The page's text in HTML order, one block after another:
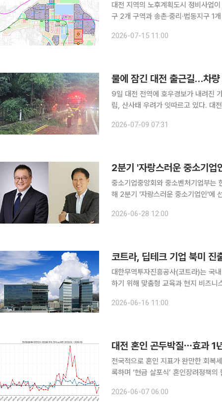
대전 지역의 노후계획도시 정비사업
구 2개 구역과 송촌·중리·법동지구
1기 신도시 중심이었던 노후계획도시
2026-07-15 11:00
물에 잠긴 대전 출근길…차량
9일 대전 전역에 호우경보가 내려진
립, 산사태 우려가 잇따르고 있다. 대전지방기상청에 따르면 이날 오전 5시 20분 현재 대전과 세종,
터 이날 오전 5시까지 누적 강수량
2026-07-09 07:31
2분기 '자랑스러운 중소기업
중소기업중앙회와 중소벤처기업부는
해 2분기 '자랑스러운 중소기업인'에
은 물티슈 전문 제조업체로 끊임없는
2026-06-28 12:00
코트라, 딥테크 기업 북미
대한무역투자진흥공사(코트라)는 국
하기 위해 맞춤형 교육과 현지 비즈니스 상담회
교육은 기술 실증(PoC) 준비 전략,
2026-06-16 11:00
대전 혼인 곤두박질⋯효과 1
전국적으로 혼인 지표가 완만한 회복
록하며 ‘현금 살포식’ 혼인장려정책의 한계를 드러냈다. 7일 국가
대전에선 1697건으로 409건
2026-06-07 06:00